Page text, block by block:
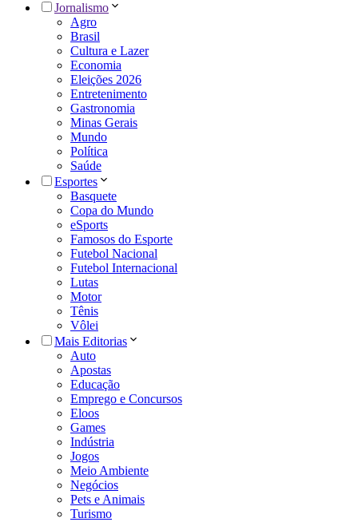
Jornalismo
Agro
Brasil
Cultura e Lazer
Economia
Eleições 2026
Entretenimento
Gastronomia
Minas Gerais
Mundo
Política
Saúde
Esportes
Basquete
Copa do Mundo
eSports
Famosos do Esporte
Futebol Nacional
Futebol Internacional
Lutas
Motor
Tênis
Vôlei
Mais Editorias
Auto
Apostas
Educação
Emprego e Concursos
Eloos
Games
Indústria
Jogos
Meio Ambiente
Negócios
Pets e Animais
Turismo